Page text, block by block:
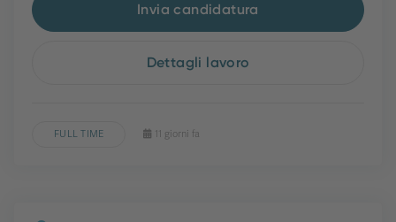
Invia candidatura
Dettagli lavoro
FULL TIME 11 giorni fa